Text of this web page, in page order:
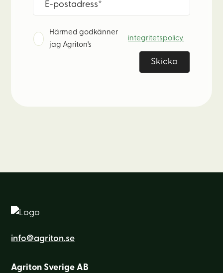
Härmed godkänner
jag Agriton's
integritetspolicy.
info@agriton.se
Agriton Sverige AB